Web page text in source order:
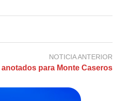
NOTICIA ANTERIOR
para Monte Caseros